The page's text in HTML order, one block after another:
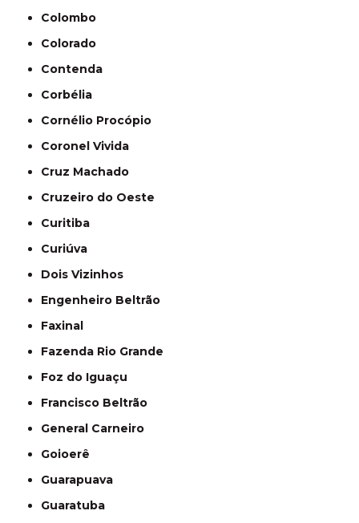
Colombo
Colorado
Contenda
Corbélia
Cornélio Procópio
Coronel Vivida
Cruz Machado
Cruzeiro do Oeste
Curitiba
Curiúva
Dois Vizinhos
Engenheiro Beltrão
Faxinal
Fazenda Rio Grande
Foz do Iguaçu
Francisco Beltrão
General Carneiro
Goioerê
Guarapuava
Guaratuba